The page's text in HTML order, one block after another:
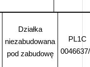
Działka
niezabudowana
pod zabudowę
PL1C